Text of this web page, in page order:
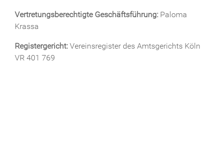
Vertretungsberechtigte Geschäftsführung: Paloma
Krassa
Registergericht: Vereinsregister des Amtsgerichts Köln
VR 401 769